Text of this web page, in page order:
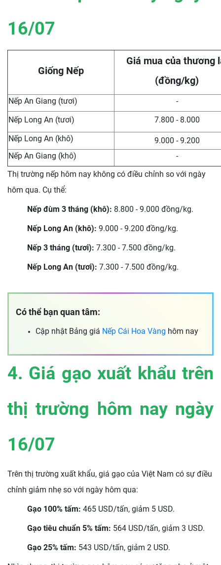
16/07
Giống Nếp
Giá mua của thương
(đồng/kg)
Nếp An Giang (tươi)
-
Nếp Long An (tươi)
7.800 - 8.000
Nếp Long An (khô)
9.000 - 9.200
Nếp An Giang (khô)
-
Thị trường nếp hôm nay không có điều chỉnh so với ngày
hôm qua. Cụ thể:
Nếp đùm 3 tháng (khô): 8.800 - 9.000 đồng/kg.
Nếp Long An (khô): 9.000 - 9.200 đồng/kg.
Nếp 3 tháng (tươi): 7.300 - 7.500 đồng/kg.
Nếp Long An (tươi): 7.300 - 7.500 đồng/kg.
Có thể bạn quan tâm:
Cập nhật Bảng giá Nếp Cái Hoa Vàng hôm nay
4. Giá gạo xuất khẩu trên
thị trường hôm nay ngày
16/07
Trên thị trường xuất khẩu, giá gạo của Việt Nam có sự điều
chỉnh giảm nhẹ so với ngày hôm qua:
Gạo 100% tấm: 465 USD/tấn, giảm 5 USD.
Gạo tiêu chuẩn 5% tấm: 564 USD/tấn, giảm 3 USD.
Gạo 25% tấm: 543 USD/tấn, giảm 2 USD.